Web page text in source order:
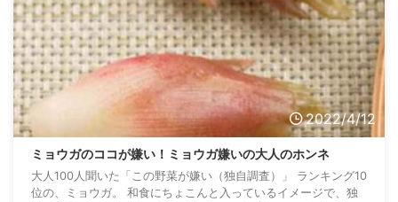
2022/4/12
ミョウガのココが嫌い！ミョウガ嫌いの大人のホンネ
大人100人聞いた「この野菜が嫌い（独自調査）」 ランキング10
位の、ミョウガ。 和食にちょこんと入っているイメージで、独